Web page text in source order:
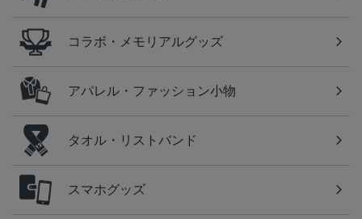
コラボ・メモリアルグッズ
アパレル・ファッション小物
タオル・リストバンド
スマホグッズ